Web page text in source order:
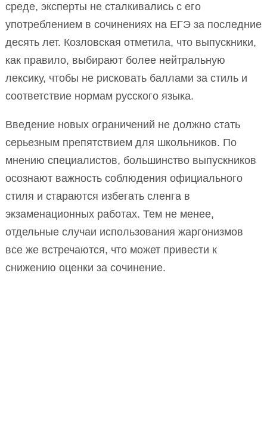
среде, эксперты не сталкивались с его
употреблением в сочинениях на ЕГЭ за последние
десять лет. Козловская отметила, что выпускники,
как правило, выбирают более нейтральную
лексику, чтобы не рисковать баллами за стиль и
соответствие нормам русского языка.
Введение новых ограничений не должно стать
серьезным препятствием для школьников. По
мнению специалистов, большинство выпускников
осознают важность соблюдения официального
стиля и стараются избегать сленга в
экзаменационных работах. Тем не менее,
отдельные случаи использования жаргонизмов
все же встречаются, что может привести к
снижению оценки за сочинение.